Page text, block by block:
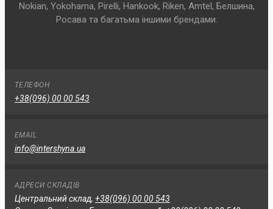
Nokian, Yokohama, Pirelli, Hankook, Riken, Amtel, Белшина,
Росава та багатьма іншими брендами.
ТЕЛЕФОН
+38(096) 00 00 543
EMAIL
info@intershyna.ua
АДРЕСИ СКЛАДІВ
Центральний склад, +38(096) 00 00 543